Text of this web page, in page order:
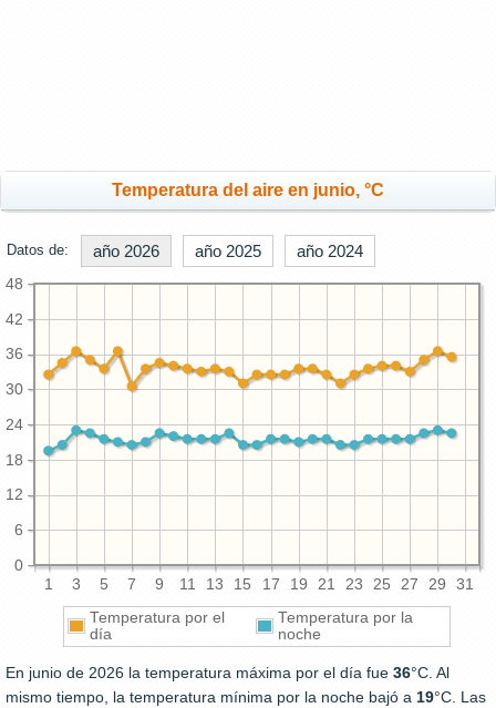
Temperatura del aire en junio, °C
Datos de: año 2026 año 2025 año 2024
1 3 5 7 9 11 13 15 17 19 21 23 25 27 29 31
0
6
12
18
24
30
36
42
48
Temperatura por el
día
Temperatura por la
noche
En junio de 2026 la temperatura máxima por el día fue 36°C. Al
mismo tiempo, la temperatura mínima por la noche bajó a 19°C. Las